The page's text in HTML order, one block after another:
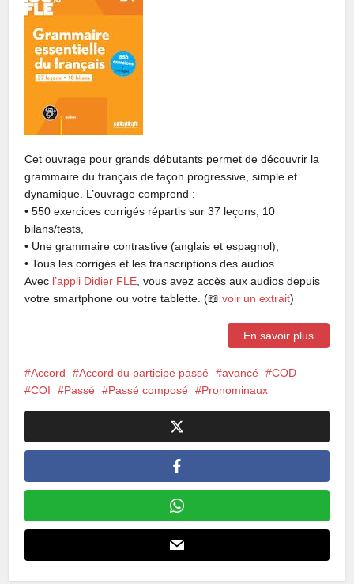
Cet ouvrage pour grands débutants permet de découvrir la
grammaire du français de façon progressive, simple et
dynamique. L’ouvrage comprend :
• 550 exercices corrigés répartis sur 37 leçons, 10
bilans/tests,
• Une grammaire contrastive (anglais et espagnol),
• Tous les corrigés et les transcriptions des audios.
Avec l’appli Didier FLE , vous avez accès aux audios depuis
votre smartphone ou votre tablette. (📖voir un extrait)
En savoir plus
Accord Accord du participe passé avancé
COD
COI
Passé Passé composé Pronominaux